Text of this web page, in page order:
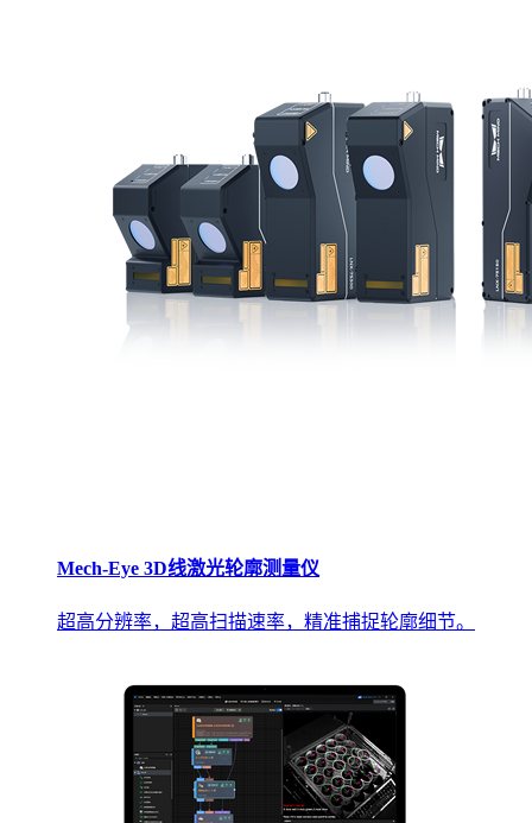
Mech-Eye 3D线激光轮廓测量仪
超高分辨率，超高扫描速率，精准捕捉轮廓细节。